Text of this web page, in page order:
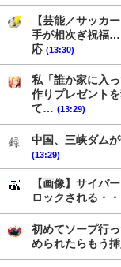
【芸能／サッカ
手が相次ぎ祝福
応 (13:30)
私「誰か家に入
作りプレゼント
て… (13:29)
中国、三峡ダム
(13:29)
【画像】サイバ
ロックされる・・
初めてソープ行
められたらもう